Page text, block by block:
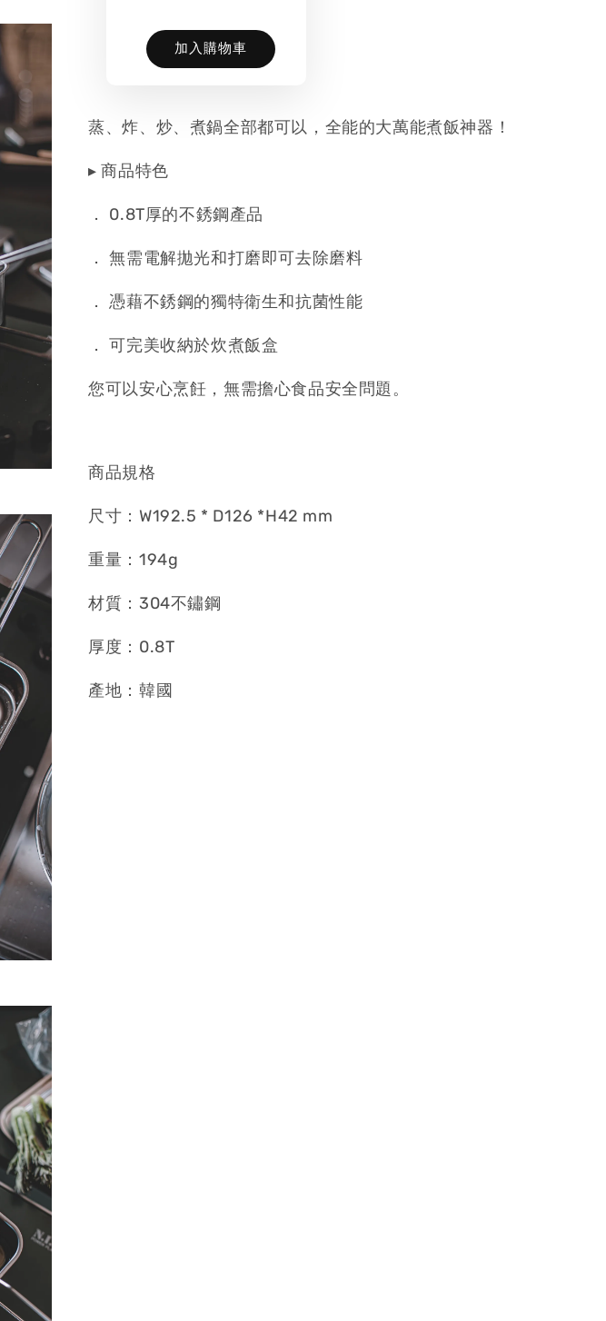
加入購物車
蒸、炸、炒、煮鍋全部都可以，全能的大萬能煮飯神器！
▸ 商品特色
． 0.8T厚的不銹鋼產品
． 無需電解拋光和打磨即可去除磨料
． 憑藉不銹鋼的獨特衛生和抗菌性能
． 可完美收納於炊煮飯盒
您可以安心烹飪，無需擔心食品安全問題。
商品規格
尺寸：W192.5 * D126 *H42 mm
重量：194g
材質：304不鏽鋼
厚度：0.8T
產地：韓國